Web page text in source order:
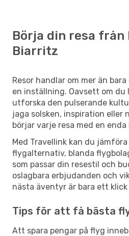
Börja din resa
Biarritz
Resor handlar om mer än
en inställning. Oavsett om du
utforska den pulserande
jaga solsken, inspiration
börjar varje resa med en enda
Med Travellink kan du
flygalternativ, blanda
som passar din resestil och
oslagbara erbjudanden och
nästa äventyr är bara ett klick
Tips för att få bästa
Att spara pengar på flyg